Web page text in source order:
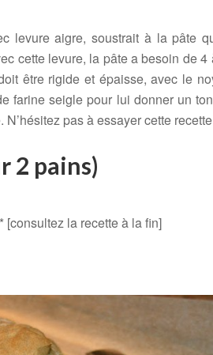
levure aigre, soustrait à la pâte
cette levure, la pâte a besoin de
être rigide et épaisse, avec le
farine seigle pour lui donner un
pas à essayer cette
2 pains)
[consultez la recette à la fin]